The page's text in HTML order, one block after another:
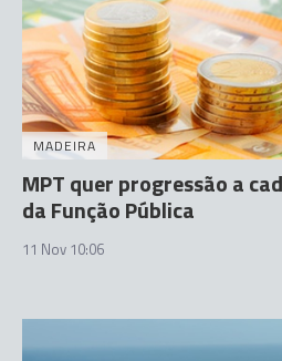
MADEIRA
MPT quer progressão a
da Função Pública
11 Nov 10:06